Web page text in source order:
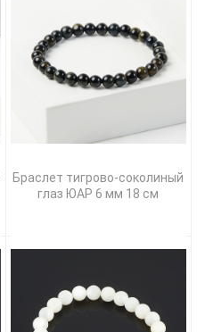
Браслет тигрово-соколиный
глаз ЮАР 6 мм 18 см